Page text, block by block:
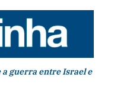
guerra entre Israel e